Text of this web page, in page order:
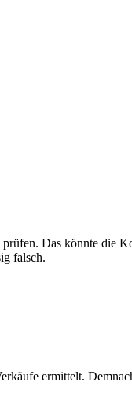
Das könnte die
falsch.
ermittelt.